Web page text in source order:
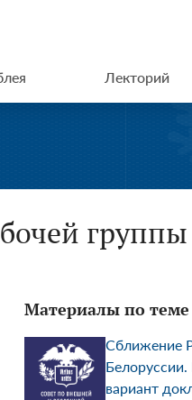
Лекторий
Материалы по теме
Сближение
Белоруссии.
вариант